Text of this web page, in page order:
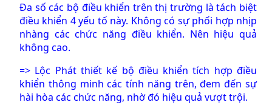
Đa số các bộ điều khiển trên thị trường là tách biệt
điều khiển 4 yếu tố này. Không có sự phối hợp nhịp
nhàng các chức năng điều khiển. Nên hiệu quả
không cao.
=> Lộc Phát thiết kế bộ điều khiển tích hợp điều
khiển thông minh các tính năng trên, đem đến sự
hài hòa các chức năng, nhờ đó hiệu quả vượt trội.